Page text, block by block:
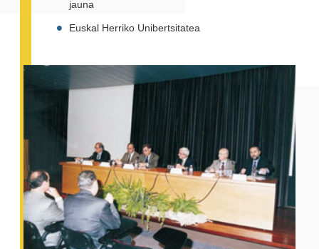
jauna
Euskal Herriko Unibertsitatea